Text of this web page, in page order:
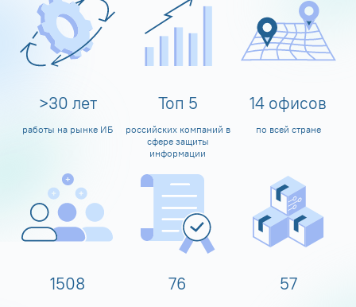
>30 лет
работы на рынке ИБ
Топ 5
российских компаний в
сфере защиты
информации
14 офисов
по всей стране
1600 80 60